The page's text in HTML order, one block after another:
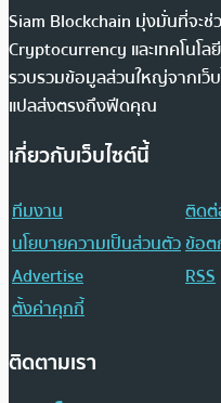
Siam Blockchain มุ่งมั่นที่จะช่
Cryptocurrency และเทคโนโ
รวบรวมข้อมูลส่วนใหญ่จากเว็บ
แปลส่งตรงถึงฟีดคุณ
เกี่ยวกับเว็บไซต์นี้
ทีมงาน
ติดต่
นโยบายความเป็นส่วนตัวข้อต
Advertise
RSS
ตั้งค่าคุกกี้
ติดตามเรา